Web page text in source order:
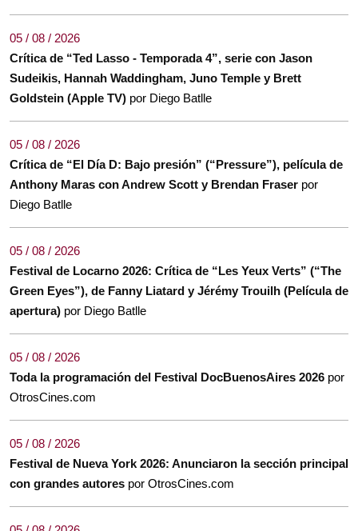
05 / 08 / 2026
Crítica de “Ted Lasso - Temporada 4”, serie con Jason
Sudeikis, Hannah Waddingham, Juno Temple y Brett
Goldstein (Apple TV) por Diego Batlle
05 / 08 / 2026
Crítica de “El Día D: Bajo presión” (“Pressure”), película de
Anthony Maras con Andrew Scott y Brendan Fraser por
Diego Batlle
05 / 08 / 2026
Festival de Locarno 2026: Crítica de “Les Yeux Verts” (“The
Green Eyes”), de Fanny Liatard y Jérémy Trouilh (Película de
apertura) por Diego Batlle
05 / 08 / 2026
Toda la programación del Festival DocBuenosAires 2026 por
OtrosCines.com
05 / 08 / 2026
Festival de Nueva York 2026: Anunciaron la sección principal
con grandes autores por OtrosCines.com